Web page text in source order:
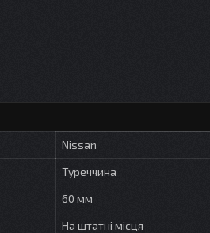
Nissan
Туреччина
60 мм
На штатні місця